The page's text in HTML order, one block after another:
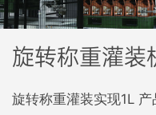
旋转称重灌装
旋转称重灌装实现1L